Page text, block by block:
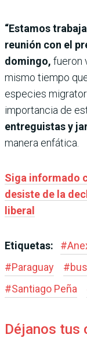
“Estamos
reunión con el
domingo, fueron
mismo tiempo
especies
importancia de
entreguistas y
manera enfática.
Siga informado
desiste de la
liberal
Etiquetas: #
#Paraguay #
#Santiago Peña
Déjanos tus